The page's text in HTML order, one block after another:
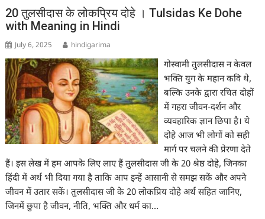
20 तुलसीदास के लोकप्रिय दोहे । Tulsidas Ke Dohe
with Meaning in Hindi
July 6, 2025 hindigarima
गोस्वामी तुलसीदास न केवल
भक्ति युग के महान कवि थे,
बल्कि उनके द्वारा रचित दोहों
में गहरा जीवन-दर्शन और
व्यवहारिक ज्ञान छिपा है। ये
दोहे आज भी लोगों को सही
मार्ग पर चलने की प्रेरणा देते
हैं। इस लेख में हम आपके लिए लाए हैं तुलसीदास जी के 20 श्रेष्ठ दोहे, जिनका
हिंदी में अर्थ भी दिया गया है ताकि आप इन्हें आसानी से समझ सकें और अपने
जीवन में उतार सकें। तुलसीदास जी के 20 लोकप्रिय दोहे अर्थ सहित जानिए,
जिनमें छुपा है जीवन, नीति, भक्ति और धर्म का…